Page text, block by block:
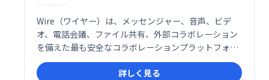
Wire（ワイヤー）は、メッセンジャー、音声、ビデ
オ、電話会議、ファイル共有、外部コラボレーション
を備えた最も安全なコラボレーションプラットフォー
ムであり、すべてが最も安全なエンドツーエンドWire
化によって保護されています。
詳しく見る